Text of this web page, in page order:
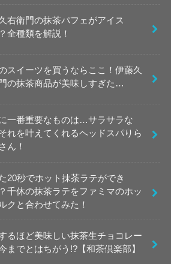
右衛門の抹茶パフェがアイス
全種類を解説！
スイーツを買うならここ！伊藤久
の抹茶商品が美味しすぎた…
一番重要なものは…サラサラな
れを叶えてくれるヘッドスパりら
ん！
20秒でホット抹茶ラテができ
千休の抹茶ラテをファミマのホッ
クと合わせてみた！
るほど美味しい抹茶生チョコレー
までとはちがう!?【和茶倶楽部】